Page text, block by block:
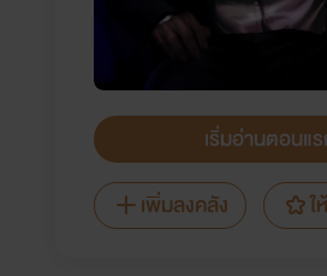
เริ่มอ่านตอนแ
เพิ่มลงคลัง
ใ